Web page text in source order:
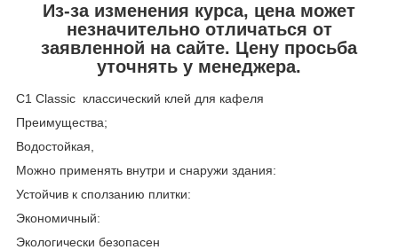
Из-за изменения курса, цена может
незначительно отличаться от
заявленной на сайте. Цену просьба
уточнять у менеджера.
C1 Classic классический клей для кафеля
Преимущества;
Водостойкая,
Можно применять внутри и снаружи здания:
Устойчив к сползанию плитки:
Экономичный:
Экологически безопасен